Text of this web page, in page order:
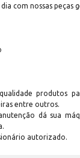
com nossas peças
produtos
entre outros.
dá sua
autorizado.